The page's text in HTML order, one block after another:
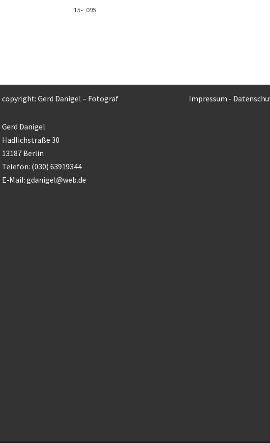
15-_095
copyright: Gerd Danigel – Fotograf Impressum -
Gerd Danigel
Hadlichstraße 30
13187 Berlin
Telefon: (030) 63919344
E-Mail: gdanigel@web.de